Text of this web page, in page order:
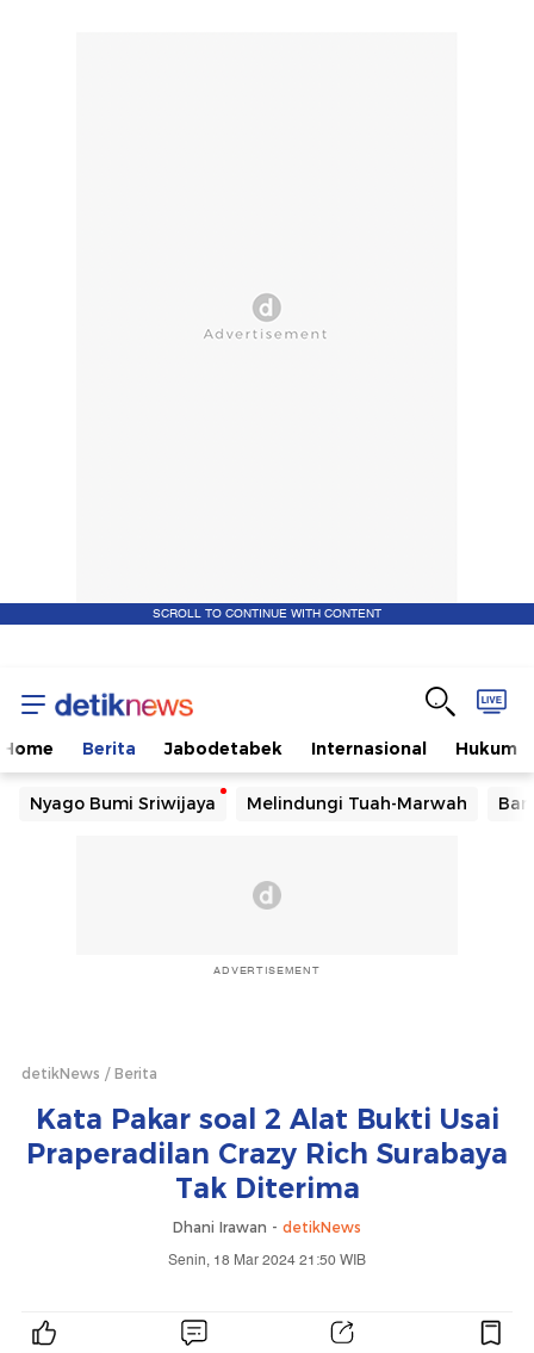
SCROLL TO CONTINUE WITH CONTENT
Home Berita Jabodetabek Internasional Hukum
Nyago Bumi Sriwijaya Melindungi Tuah-Marwah
ADVERTISEMENT
detikNews Berita
Kata Pakar soal 2 Alat Bukti Usai
Praperadilan Crazy Rich Surabaya
Tak Diterima
Dhani Irawan - detikNews
Senin, 18 Mar 2024 21:50 WIB